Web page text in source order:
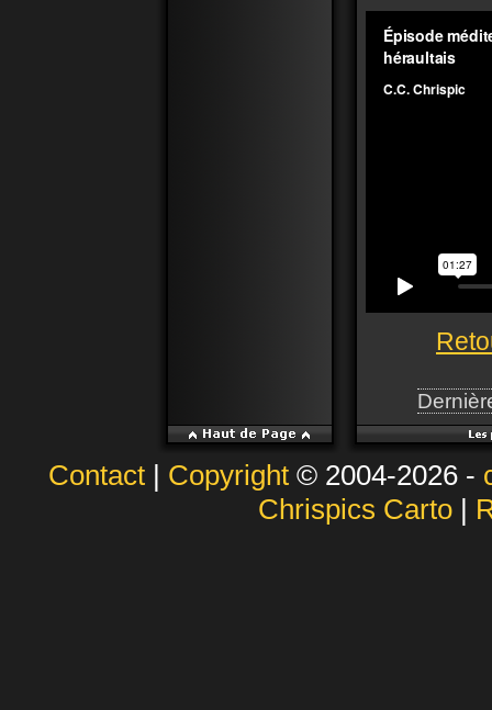
Contact| Copyright© 2004-2026 -
Chrispics Carto|